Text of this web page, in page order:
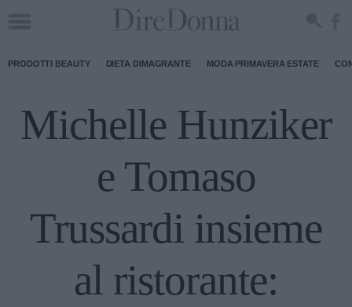
PRODOTTI BEAUTY DIETA DIMAGRANTE MODA PRIMAVERA ESTATE
Michelle Hunziker
e Tomaso
Trussardi insieme
al ristorante: